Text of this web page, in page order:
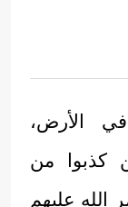
الأرض،
كذبوا من
الله عليهم